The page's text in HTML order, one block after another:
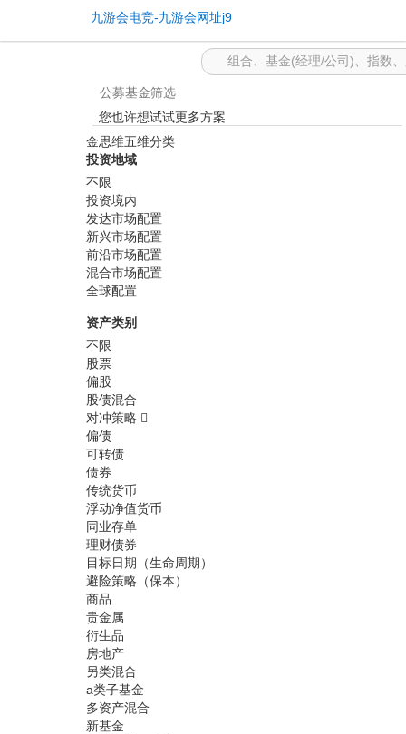
基金筛选 -九游会电竞
九游会电竞-九游会网址j9
公募基金筛选
您也许想试试更多方案
金思维五维分类
投资地域
不限
投资境内
发达市场配置
新兴市场配置
前沿市场配置
混合市场配置
全球配置
资产类别
不限
股票
偏股
股债混合
对冲策略
偏债
可转债
债券
传统货币
浮动净值货币
同业存单
理财债券
目标日期（生命周期）
避险策略（保本）
商品
贵金属
衍生品
房地产
另类混合
a类子基金
多资产混合
新基金